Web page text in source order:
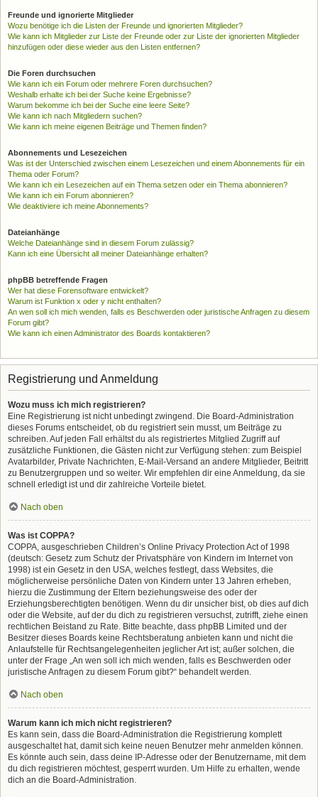
Freunde und ignorierte Mitglieder
Wozu benötige ich die Listen der Freunde und ignorierten Mitglieder?
Wie kann ich Mitglieder zur Liste der Freunde oder zur Liste der ignorierten Mitglieder
hinzufügen oder diese wieder aus den Listen entfernen?
Die Foren durchsuchen
Wie kann ich ein Forum oder mehrere Foren durchsuchen?
Weshalb erhalte ich bei der Suche keine Ergebnisse?
Warum bekomme ich bei der Suche eine leere Seite?
Wie kann ich nach Mitgliedern suchen?
Wie kann ich meine eigenen Beiträge und Themen finden?
Abonnements und Lesezeichen
Was ist der Unterschied zwischen einem Lesezeichen und einem Abonnements für ein
Thema oder Forum?
Wie kann ich ein Lesezeichen auf ein Thema setzen oder ein Thema abonnieren?
Wie kann ich ein Forum abonnieren?
Wie deaktiviere ich meine Abonnements?
Dateianhänge
Welche Dateianhänge sind in diesem Forum zulässig?
Kann ich eine Übersicht all meiner Dateianhänge erhalten?
phpBB betreffende Fragen
Wer hat diese Forensoftware entwickelt?
Warum ist Funktion x oder y nicht enthalten?
An wen soll ich mich wenden, falls es Beschwerden oder juristische Anfragen zu diesem
Forum gibt?
Wie kann ich einen Administrator des Boards kontaktieren?
Registrierung und Anmeldung
Wozu muss ich mich registrieren?
Eine Registrierung ist nicht unbedingt zwingend. Die Board-Administration
dieses Forums entscheidet, ob du registriert sein musst, um Beiträge zu
schreiben. Auf jeden Fall erhältst du als registriertes Mitglied Zugriff auf
zusätzliche Funktionen, die Gästen nicht zur Verfügung stehen: zum Beispiel
Avatarbilder, Private Nachrichten, E-Mail-Versand an andere Mitglieder, Beitritt
zu Benutzergruppen und so weiter. Wir empfehlen dir eine Anmeldung, da sie
schnell erledigt ist und dir zahlreiche Vorteile bietet.
Nach oben
Was ist COPPA?
COPPA, ausgeschrieben Children’s Online Privacy Protection Act of 1998
(deutsch: Gesetz zum Schutz der Privatsphäre von Kindern im Internet von
1998) ist ein Gesetz in den USA, welches festlegt, dass Websites, die
möglicherweise persönliche Daten von Kindern unter 13 Jahren erheben,
hierzu die Zustimmung der Eltern beziehungsweise des oder der
Erziehungsberechtigten benötigen. Wenn du dir unsicher bist, ob dies auf dich
oder die Website, auf der du dich zu registrieren versuchst, zutrifft, ziehe einen
rechtlichen Beistand zu Rate. Bitte beachte, dass phpBB Limited und der
Besitzer dieses Boards keine Rechtsberatung anbieten kann und nicht die
Anlaufstelle für Rechtsangelegenheiten jeglicher Art ist; außer solchen, die
unter der Frage „An wen soll ich mich wenden, falls es Beschwerden oder
juristische Anfragen zu diesem Forum gibt?“ behandelt werden.
Nach oben
Warum kann ich mich nicht registrieren?
Es kann sein, dass die Board-Administration die Registrierung komplett
ausgeschaltet hat, damit sich keine neuen Benutzer mehr anmelden können.
Es könnte auch sein, dass deine IP-Adresse oder der Benutzername, mit dem
du dich registrieren möchtest, gesperrt wurden. Um Hilfe zu erhalten, wende
dich an die Board-Administration.